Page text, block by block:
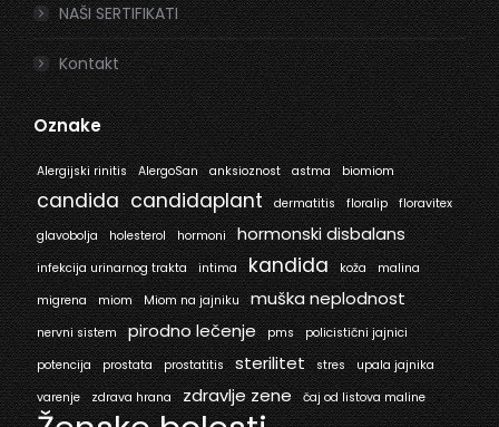
NAŠI SERTIFIKATI
Kontakt
Oznake
Alergijski rinitis AlergoSan anksioznost astma biomiom
candida candidaplant dermatitis floralip
floravitex
glavobolja
holesterol hormoni hormonski disbalans
infekcija urinarnog trakta intima kandida koža
malina
migrena
miom Miom na jajniku muška neplodnost
nervni sistem pirodno lečenje pms
policistični jajnici
potencija
prostata prostatitis sterilitet stres
upala jajnika
varenje
zdrava hrana zdravlje zene čaj od listova maline